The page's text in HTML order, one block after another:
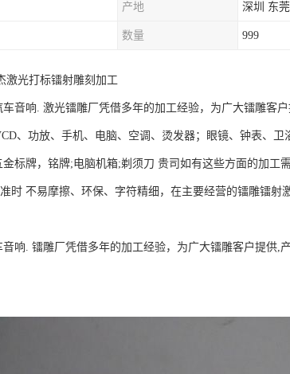
产地 深圳 东莞
数量 999
激光打标镭射雕刻加工
音响. 激光镭雕厂凭借多年的加工经验，为广大镭雕客
、功放、手机、电脑、空调、烫发器；眼镜、钟表、
标牌，铭牌;电脑机箱;剃须刀 贵司如有这些方面的加工
时 不易摩擦、环保、字符精细，在主要经营的镭雕镭射
响. 镭雕厂凭借多年的加工经验，为广大镭雕客户提供,